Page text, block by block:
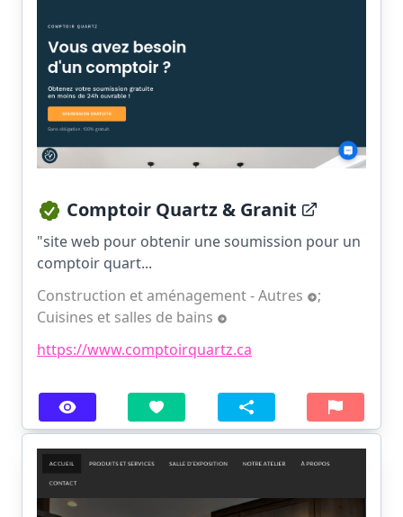
Comptoir Quartz & Granit
"site web pour obtenir une soumission pour un
comptoir quart...
Construction et aménagement - Autres
;
Cuisines et salles de bains
https://www.comptoirquartz.ca